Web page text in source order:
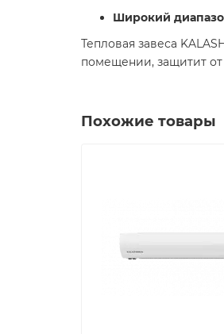
Широкий
Тепловая завеса
помещении, защитит от
Похожие товары